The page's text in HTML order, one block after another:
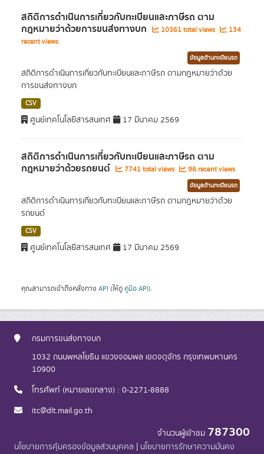
สถิติการดำเนินการเกี่ยวกับทะเบียนและภาษีรถ ตาม
กฎหมายว่าด้วยการขนส่งทางบก 10361 total views
134
recent views
ข้อมูลด้านทะเบียนรถ
สถิติการดำเนินการเกี่ยวกับทะเบียนและภาษีรถ ตามกฎหมายว่าด้วย
การขนส่งทางบก
CSV
ศูนย์เทคโนโลยีสารสนเทศ 17 มีนาคม 2569
สถิติการดำเนินการเกี่ยวกับทะเบียนและภาษีรถ ตาม
กฎหมายว่าด้วยรถยนต์ 7741 total views 96 recent views
ข้อมูลด้านทะเบียนรถ
สถิติการดำเนินการเกี่ยวกับทะเบียนและภาษีรถ ตามกฎหมายว่าด้วย
รถยนต์
CSV
ศูนย์เทคโนโลยีสารสนเทศ 17 มีนาคม 2569
คุณสามารถเข้าถึงคลังทาง API (ให้ดู คู่มือ API).
กรมการขนส่งทางบก
1032 ถนนพหลโยธิน แขวงจอมพล เขตจตุจักร กรุงเทพมหานคร
10900
โทรศัพท์ (หมายเลขกลาง) : 0-2271-8888
itc@dlt.mail.go.th
จำนวนผู้เข้าชม 787300
นโยบายการคุ้มครองข้อมูลส่วนบุคคล | นโยบายการรักษาความมั่นคง